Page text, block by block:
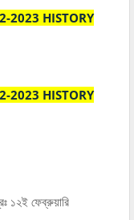
2023 HISTORY
2023 HISTORY
১২ই ফেব্রুয়ারি